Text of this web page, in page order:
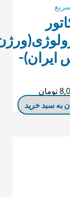
ایران)-
تومان
به سبد خرید